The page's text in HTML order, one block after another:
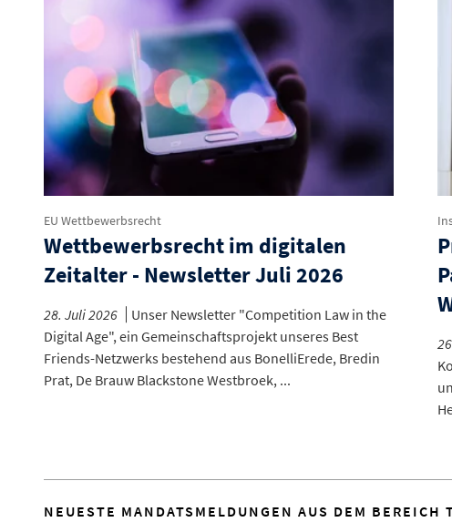
EU Wettbewerbsrecht
Wettbewerbsrecht im digitalen
Zeitalter - Newsletter Juli 2026
28. Juli 2026
Unser Newsletter "Competition Law in the
Digital Age", ein Gemeinschaftsprojekt unseres Best
Friends-Netzwerks bestehend aus BonelliErede, Bredin
Prat, De Brauw Blackstone Westbroek, ...
NEUESTE MANDATSMELDUNGEN AUS DEM